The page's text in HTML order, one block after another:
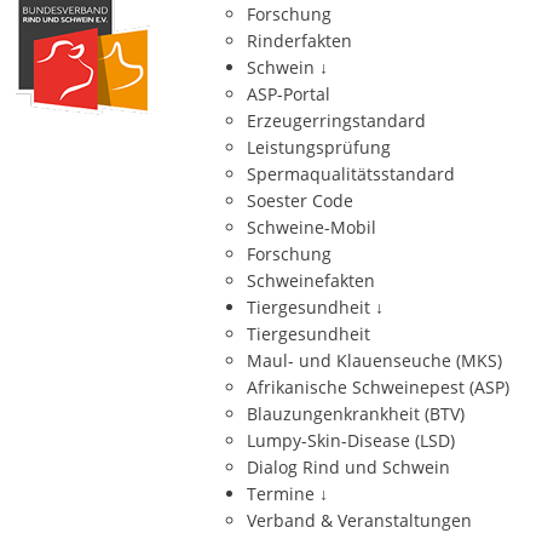
Forschung
Rinderfakten
Schwein ↓
ASP-Portal
Erzeugerringstandard
Leistungsprüfung
Spermaqualitätsstandard
Soester Code
Schweine-Mobil
Forschung
Schweinefakten
Tiergesundheit ↓
Tiergesundheit
Maul- und Klauenseuche (MKS)
Afrikanische Schweinepest (ASP)
Blauzungenkrankheit (BTV)
Lumpy-Skin-Disease (LSD)
Dialog Rind und Schwein
Termine ↓
Verband & Veranstaltungen